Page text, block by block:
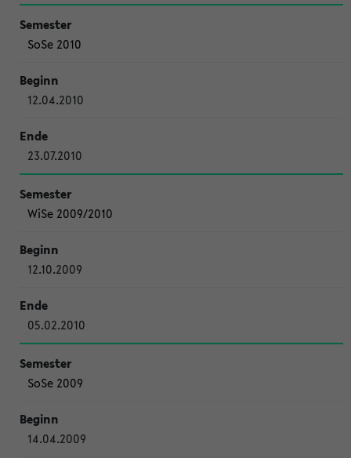
SoSe 2010
12.04.2010
23.07.2010
WiSe 2009/2010
12.10.2009
05.02.2010
SoSe 2009
14.04.2009